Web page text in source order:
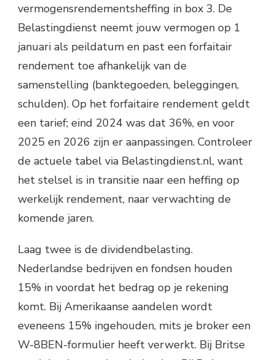
vermogensrendementsheffing in box 3. De
Belastingdienst neemt jouw vermogen op 1
januari als peildatum en past een forfaitair
rendement toe afhankelijk van de
samenstelling (banktegoeden, beleggingen,
schulden). Op het forfaitaire rendement geldt
een tarief; eind 2024 was dat 36%, en voor
2025 en 2026 zijn er aanpassingen. Controleer
de actuele tabel via Belastingdienst.nl, want
het stelsel is in transitie naar een heffing op
werkelijk rendement, naar verwachting de
komende jaren.
Laag twee is de dividendbelasting.
Nederlandse bedrijven en fondsen houden
15% in voordat het bedrag op je rekening
komt. Bij Amerikaanse aandelen wordt
eveneens 15% ingehouden, mits je broker een
W-8BEN-formulier heeft verwerkt. Bij Britse